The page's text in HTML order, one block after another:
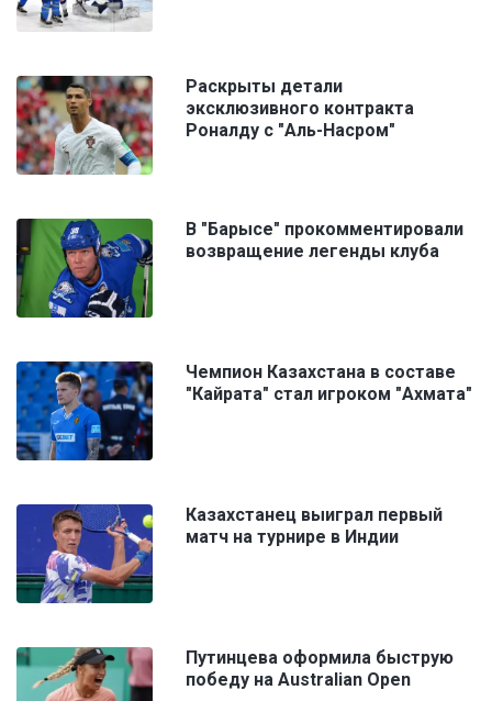
Раскрыты детали
эксклюзивного контракта
Роналду с "Аль-Насром"
В "Барысе" прокомментировали
возвращение легенды клуба
Чемпион Казахстана в составе
"Кайрата" стал игроком "Ахмата"
Казахстанец выиграл первый
матч на турнире в Индии
Путинцева оформила быструю
победу на Australian Open